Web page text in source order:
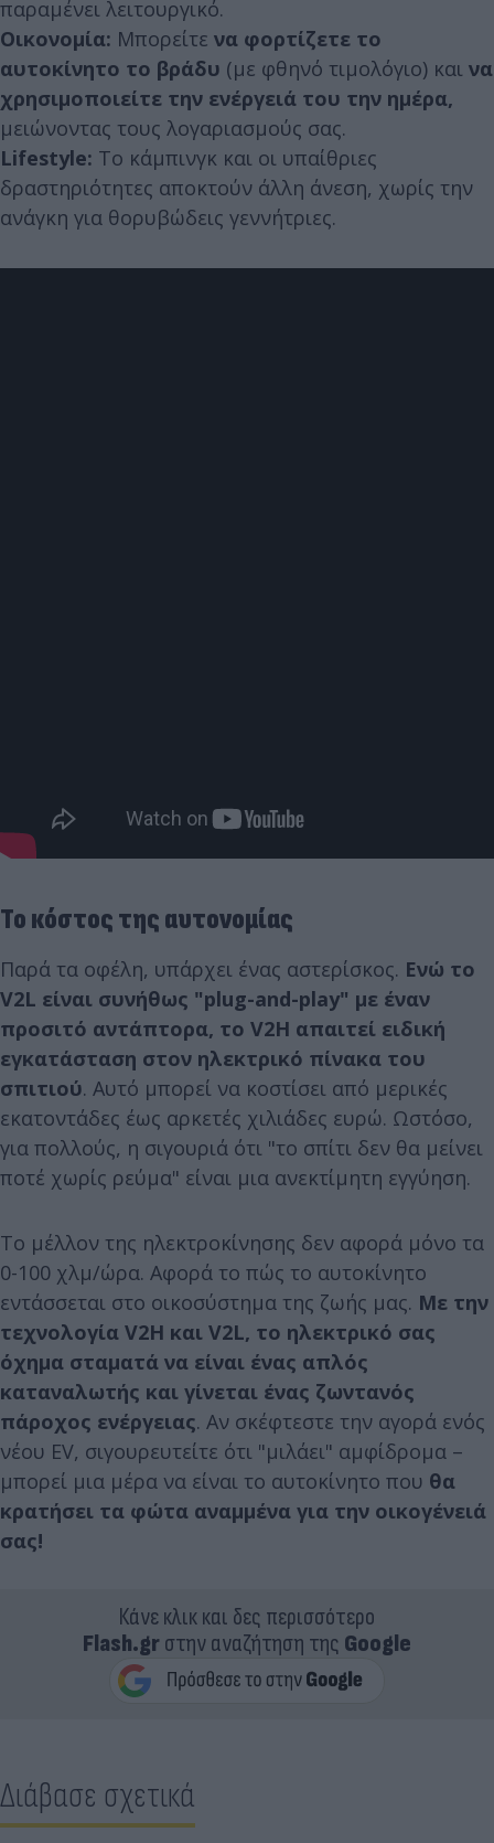
παραμένει λειτουργικό.
Οικονομία: Μπορείτε να φορτίζετε το
αυτοκίνητο το βράδυ (με φθηνό τιμολόγιο) και να
χρησιμοποιείτε την ενέργειά του την ημέρα,
μειώνοντας τους λογαριασμούς σας.
Lifestyle: Το κάμπινγκ και οι υπαίθριες
δραστηριότητες αποκτούν άλλη άνεση, χωρίς την
ανάγκη για θορυβώδεις γεννήτριες.
Το κόστος της αυτονομίας
Παρά τα οφέλη, υπάρχει ένας αστερίσκος. Ενώ το
V2L είναι συνήθως "plug-and-play" με έναν
προσιτό αντάπτορα, το V2H απαιτεί ειδική
εγκατάσταση στον ηλεκτρικό πίνακα του
σπιτιού. Αυτό μπορεί να κοστίσει από μερικές
εκατοντάδες έως αρκετές χιλιάδες ευρώ. Ωστόσο,
για πολλούς, η σιγουριά ότι "το σπίτι δεν θα μείνει
ποτέ χωρίς ρεύμα" είναι μια ανεκτίμητη εγγύηση.
Το μέλλον της ηλεκτροκίνησης δεν αφορά μόνο τα
0-100 χλμ/ώρα. Αφορά το πώς το αυτοκίνητο
εντάσσεται στο οικοσύστημα της ζωής μας. Με την
τεχνολογία V2H και V2L, το ηλεκτρικό σας
όχημα σταματά να είναι ένας απλός
καταναλωτής και γίνεται ένας ζωντανός
πάροχος ενέργειας. Αν σκέφτεστε την αγορά ενός
νέου EV, σιγουρευτείτε ότι "μιλάει" αμφίδρομα –
μπορεί μια μέρα να είναι το αυτοκίνητο που θα
κρατήσει τα φώτα αναμμένα για την οικογένειά
σας!
Κάνε κλικ και δες περισσότερο
Flash.grστην αναζήτηση της Google
Διάβασε σχετικά